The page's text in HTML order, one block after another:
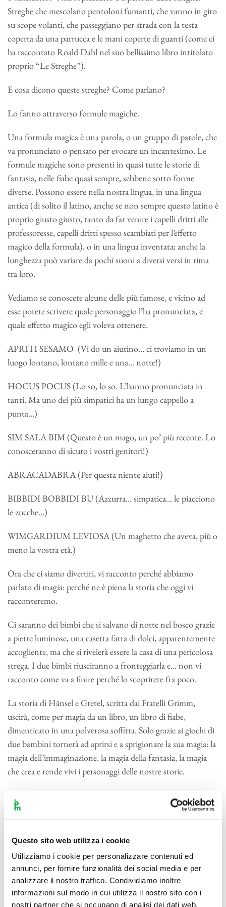
Questo sito web utilizza i cookie
Utilizziamo i cookie per personalizzare contenuti ed
annunci, per fornire funzionalità dei social media e per
analizzare il nostro traffico. Condividiamo inoltre
informazioni sul modo in cui utilizza il nostro sito con i
nostri partner che si occupano di analisi dei dati web,
Streghe che mescolano pentoloni fumanti, che vanno in giro
su scope volanti, che passeggiano per strada con la testa
coperta da una parrucca e le mani coperte di guanti (come ci
ha raccontato Roald Dahl nel suo bellissimo libro intitolato
proprio “Le Streghe”).
E cosa dicono queste streghe? Come parlano?
Lo fanno attraverso formule magiche.
Una formula magica è una parola, o un gruppo di parole, che
va pronunciato o pensato per evocare un incantesimo. Le
formule magiche sono presenti in quasi tutte le storie di
fantasia, nelle fiabe quasi sempre, sebbene sotto forme
diverse. Possono essere nella nostra lingua, in una lingua
antica (di solito il latino, anche se non sempre questo latino è
proprio giusto giusto, tanto da far venire i capelli dritti alle
professoresse, capelli dritti spesso scambiati per l’effetto
magico della formula), o in una lingua inventata; anche la
lunghezza può variare da pochi suoni a diversi versi in rima
tra loro.
Vediamo se conoscete alcune delle più famose, e vicino ad
esse potete scrivere quale personaggio l’ha pronunciata, e
quale effetto magico egli voleva ottenere.
APRITI SESAMO (Vi do un aiutino… ci troviamo in un
luogo lontano, lontano mille e una… notte!)
HOCUS POCUS (Lo so, lo so. L’hanno pronunciata in
tanti. Ma uno dei più simpatici ha un lungo cappello a
punta…)
SIM SALA BIM (Questo è un mago, un po’ più recente. Lo
conosceranno di sicuro i vostri genitori!)
ABRACADABRA (Per questa niente aiuti!)
BIBBIDI BOBBIDI BU (Azzurra… simpatica… le piacciono
le zucche…)
WIMGARDIUM LEVIOSA (Un maghetto che aveva, più o
meno la vostra età.)
Ora che ci siamo divertiti, vi racconto perché abbiamo
parlato di magia: perché ne è piena la storia che oggi vi
racconteremo.
Ci saranno dei bimbi che si salvano di notte nel bosco grazie
a pietre luminose, una casetta fatta di dolci, apparentemente
accogliente, ma che si rivelerà essere la casa di una pericolosa
strega. I due bimbi riusciranno a fronteggiarla e… non vi
racconto come va a finire perché lo scoprirete fra poco.
La storia di Hänsel e Gretel, scritta dai Fratelli Grimm,
uscirà, come per magia da un libro, un libro di fiabe,
dimenticato in una polverosa soffitta. Solo grazie ai giochi di
due bambini tornerà ad aprirsi e a sprigionare la sua magia: la
magia dell’immaginazione, la magia della fantasia, la magia
che crea e rende vivi i personaggi delle nostre storie.
inventarle riempiendole di formule magiche è un’attività che
Anche se a volte siamo convinti di esserlo già.
Dopo aver salutato con i nostri migliori auguri gli storici
(ben otto!) ormai “grandi” allievi che ci hanno a lungo
seguito e dato grandi soddisfazioni, quest’anno la nostra
giovane compagine orchestrale si arricchisce di tanti nuovi